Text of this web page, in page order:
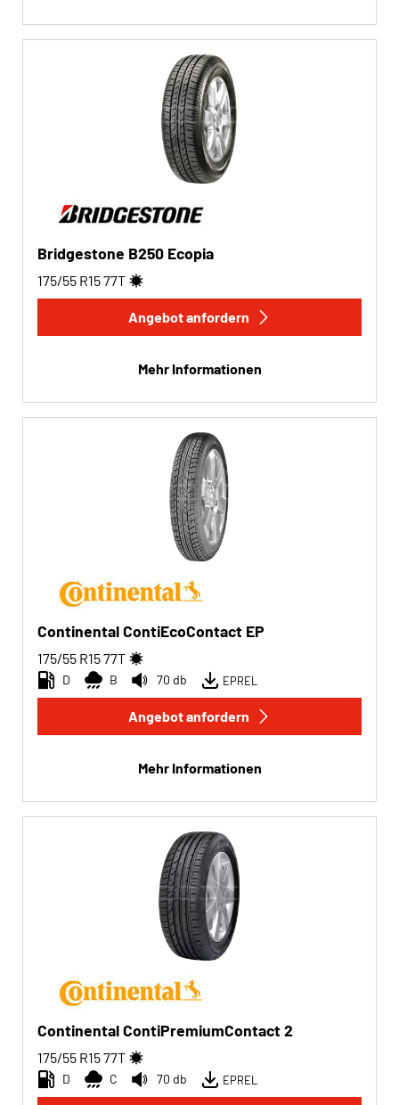
Bridgestone B250 Ecopia
175/55 R1577T
Angebot anfordern
Mehr Informationen
Continental ContiEcoContact EP
175/55 R1577T
D B 70 db EPREL
Angebot anfordern
Mehr Informationen
Continental ContiPremiumContact 2
175/55 R1577T
D C 70 db EPREL